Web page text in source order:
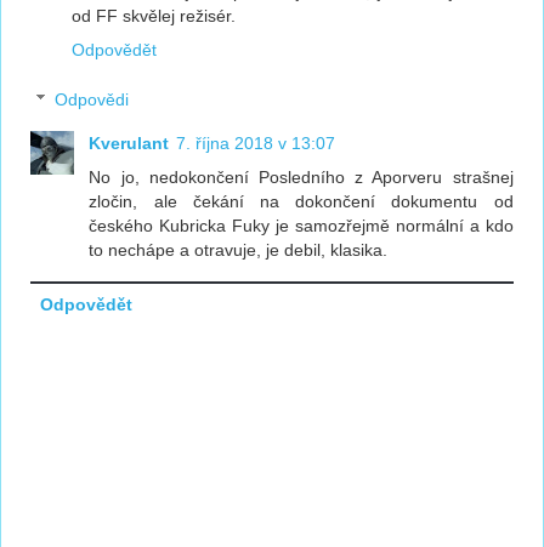
od FF skvělej režisér.
Odpovědět
Odpovědi
Kverulant 7. října 2018 v 13:07
No jo, nedokončení Posledního z Aporveru strašnej
zločin, ale čekání na dokončení dokumentu od
českého Kubricka Fuky je samozřejmě normální a kdo
to nechápe a otravuje, je debil, klasika.
Odpovědět